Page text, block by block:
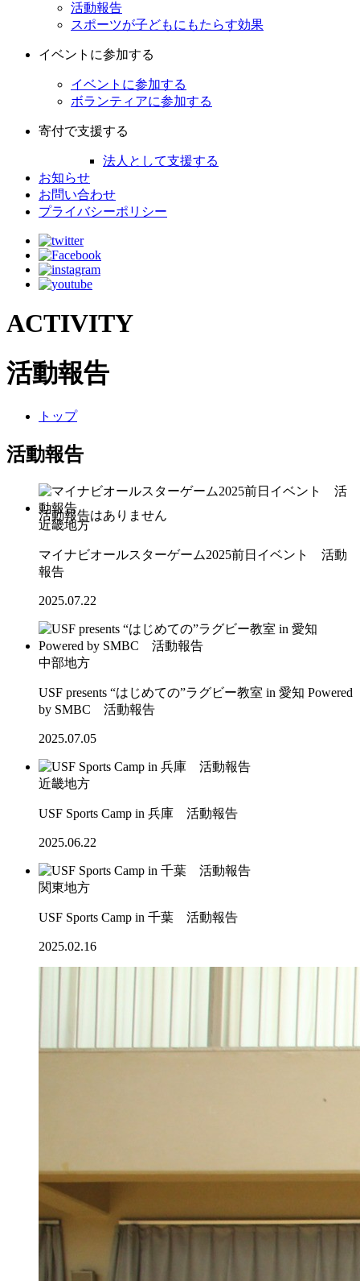
活動報告
スポーツが子どもにもたらす効果
イベントに参加する
イベントに参加する
ボランティアに参加する
寄付で支援する
法人として支援する
お知らせ
お問い合わせ
プライバシーポリシー
ACTIVITY
活動報告
トップ
活動報告
近畿地方
マイナビオールスターゲーム2025前日イベント 活動
報告
2025.07.22
中部地方
USF presents “はじめての”ラグビー教室 in 愛知 Powered
by SMBC 活動報告
2025.07.05
近畿地方
USF Sports Camp in 兵庫 活動報告
2025.06.22
関東地方
USF Sports Camp in 千葉 活動報告
2025.02.16